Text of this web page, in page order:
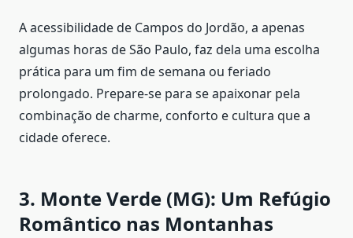
A acessibilidade de Campos do Jordão, a apenas
algumas horas de São Paulo, faz dela uma escolha
prática para um fim de semana ou feriado
prolongado. Prepare-se para se apaixonar pela
combinação de charme, conforto e cultura que a
cidade oferece.
3. Monte Verde (MG): Um Refúgio
Romântico nas Montanhas